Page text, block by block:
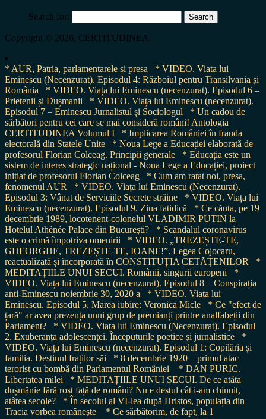
Search for:
Copyright © 2026, CERTITUDINEA.
* AUR, Patria, parlamentarele și presa
* VIDEO. Viata lui
Eminescu (Necenzurat). Episodul 4: Războiul pentru Transilvania și
România
* VIDEO. Viața lui Eminescu (necenzurat). Episodul 6 –
Prietenii și Dușmanii
* VIDEO. Viața lui Eminescu (necenzurat).
Episodul 7 – Eminescu Jurnalistul și Sociologul
* Un cadou de
sărbători pentru cei care se mai consideră români! Antologia
CERTITUDINEA Volumul I
* Implicarea României în frauda
electorală din Statele Unite
* Noua Lege a Educației elaborată de
profesorul Florian Colceag. Principii generale
* Educația este un
sistem de interes strategic național - Noua Lege a Educației, proiect
inițiat de profesorul Florian Colceag
* Cum am ratat noi, presa,
fenomenul AUR
* VIDEO. Viața lui Eminescu (Necenzurat).
Episodul 3: Vânat de Serviciile Secrete străine
* VIDEO. Viața lui
Eminescu (necenzurat). Episodul 9. Ziua fatidică
* Ce căuta, pe 19
decembrie 1989, locotenent-colonelul VLADIMIR PUTIN la
Hotelul Athénée Palace din București?
* Scandalul coronavirus
este o crimă împotriva omenirii
* VIDEO. „TREZEȘTE-TE,
GHEORGHE, TREZEȘTE-TE, IOANE!”. Legea Cojocaru,
reactualizată și încorporată în CONSTITUȚIA CETĂȚENILOR
*
MEDITAȚIILE UNUI SECUI. Românii, singurii europeni
*
VIDEO. Viața lui Eminescu (necenzurat). Episodul 8 – Conspirația
anti-Eminescu noiembrie 30, 2020 a
* VIDEO. Viața lui
Eminescu. Episodul 5. Marea iubire: Veronica Micle
* Ce "efect de
țară" ar avea prezența unui grup de premianți printre analfabeții din
Parlament?
* VIDEO. Viața lui Eminescu (Necenzurat). Episodul
2. Exuberanța adolescenței. Începuturile poetice și jurnalistice
*
VIDEO. Viața lui Eminescu (necenzurat). Episodul 1: Copilăria și
familia. Destinul fraților săi
* 8 decembrie 1920 – primul atac
terorist cu bombă din Parlamentul României
* DAN PURIC.
Libertatea milei
* MEDITAȚIILE UNUI SECUI. De ce atâta
dușmănie fără rost față de români? Nu e destul cât i-am chinuit,
atâtea secole?
* În secolul al VI-lea după Hristos, populația din
Tracia vorbea românește
* Ce sărbătorim, de fapt, la 1